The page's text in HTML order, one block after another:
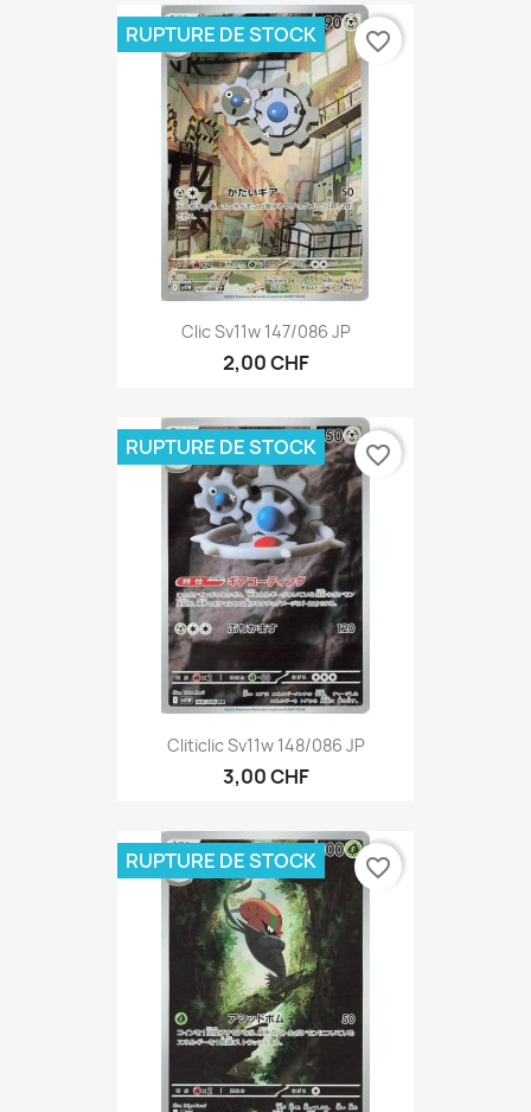
Clic Sv11w 147/086 JP
2,00 CHF
RUPTURE DE STOCK favorite_border
Cliticlic Sv11w 148/086 JP
3,00 CHF
RUPTURE DE STOCK favorite_border
RUPTURE DE STOCK favorite_border